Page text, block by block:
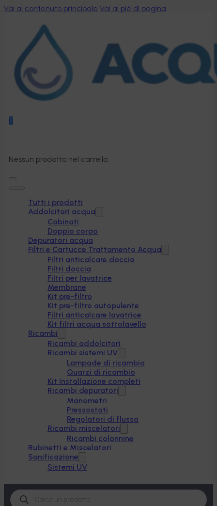
Vai al contenuto principale Vai al piè di pagina
0
Nessun prodotto nel carrello.
Tutti i prodotti
Addolcitori acqua
Cabinati
Doppio corpo
Depuratori acqua
Filtri e Cartucce Trattamento Acqua
Filtri anticalcare doccia
Filtri doccia
Filtri per lavatrice
Membrane
Kit pre-filtro
Kit pre-filtro autopulente
Filtri anticalcare lavatrice
Kit filtri acqua sottolavello
Ricambi
Ricambi addolcitori
Ricambi sistemi UV
Lampade di ricambio
Quarzi di ricambio
Kit Installazione completi
Ricambi depuratori
Manometri
Pressostati
Regolatori di flusso
Ricambi miscelatori
Ricambi colonnine
Rubinetti e Miscelatori
Sanificazione
Sistemi UV
Products
search